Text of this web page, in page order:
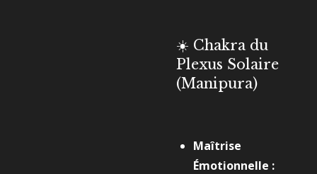
☀️ Chakra du
Plexus Solaire
(Manipura)
Maîtrise
Émotionnelle :